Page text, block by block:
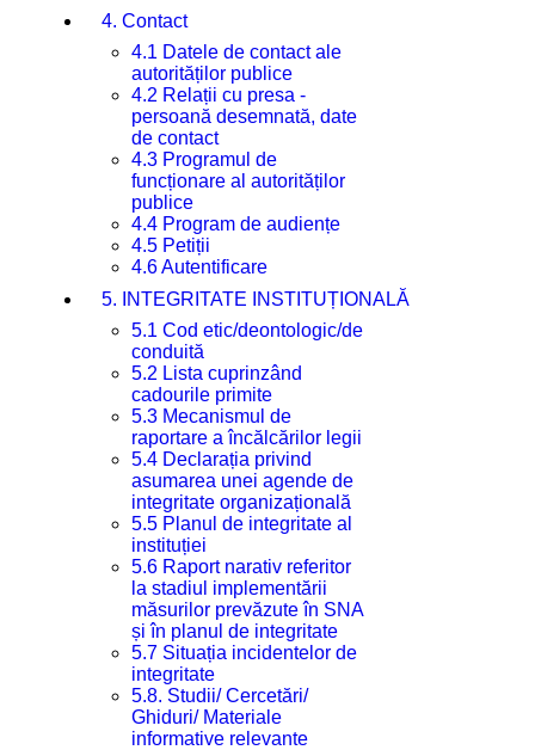
4. Contact
4.1 Datele de contact ale
autorităților publice
4.2 Relații cu presa -
persoană desemnată, date
de contact
4.3 Programul de
funcționare al autorităților
publice
4.4 Program de audiențe
4.5 Petiții
4.6 Autentificare
5. INTEGRITATE INSTITUȚIONALĂ
5.1 Cod etic/deontologic/de
conduită
5.2 Lista cuprinzând
cadourile primite
5.3 Mecanismul de
raportare a încălcărilor legii
5.4 Declarația privind
asumarea unei agende de
integritate organizațională
5.5 Planul de integritate al
instituției
5.6 Raport narativ referitor
la stadiul implementării
măsurilor prevăzute în SNA
și în planul de integritate
5.7 Situația incidentelor de
integritate
5.8. Studii/ Cercetări/
Ghiduri/ Materiale
informative relevante